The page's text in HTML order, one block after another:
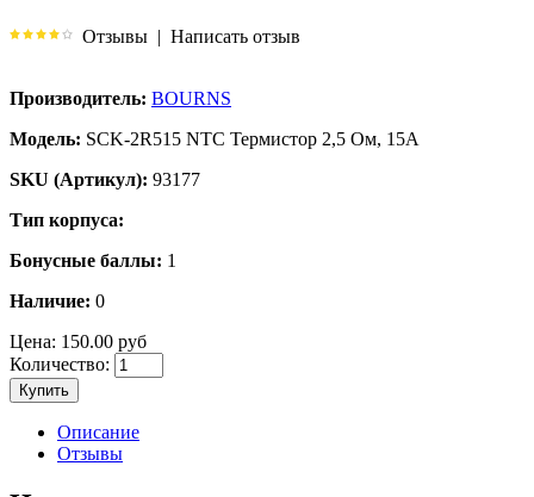
Отзывы | Написать отзыв
Производитель: BOURNS
Модель: SCK-2R515 NTC Термистор 2,5 Ом, 15А
SKU (Артикул): 93177
Тип корпуса:
Бонусные баллы: 1
Наличие: 0
Цена: 150.00 руб
Количество:
Купить
Описание
Отзывы